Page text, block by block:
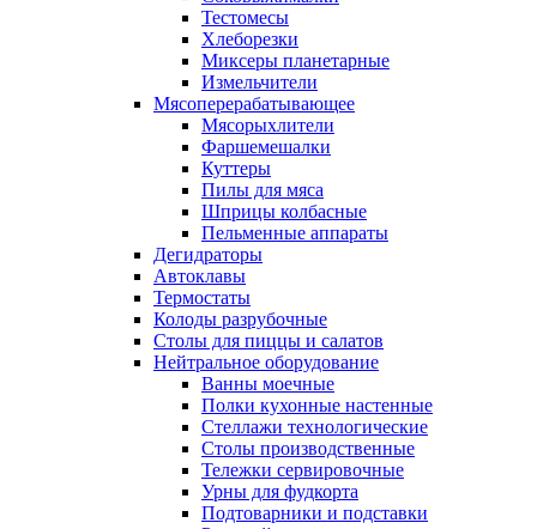
Тестомесы
Хлеборезки
Миксеры планетарные
Измельчители
Мясоперерабатывающее
Мясорыхлители
Фаршемешалки
Куттеры
Пилы для мяса
Шприцы колбасные
Пельменные аппараты
Дегидраторы
Автоклавы
Термостаты
Колоды разрубочные
Столы для пиццы и салатов
Нейтральное оборудование
Ванны моечные
Полки кухонные настенные
Стеллажи технологические
Столы производственные
Тележки сервировочные
Урны для фудкорта
Подтоварники и подставки